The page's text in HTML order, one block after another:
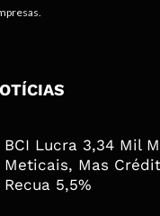
BCI Lucra 3,34 Mil
Meticais, Mas
Recua 5,5%